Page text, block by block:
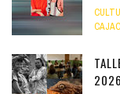
2026